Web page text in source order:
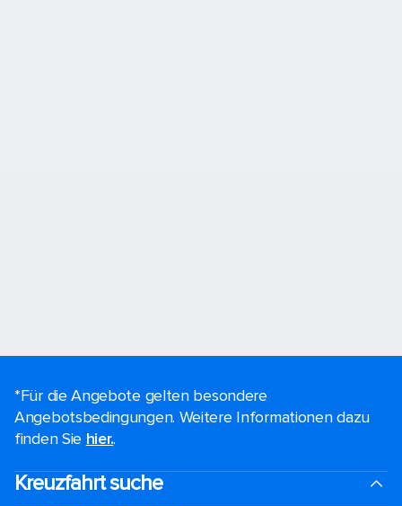
*Für die Angebote gelten besondere
Angebotsbedingungen. Weitere Informationen dazu
finden Sie hier..
Kreuzfahrt suche